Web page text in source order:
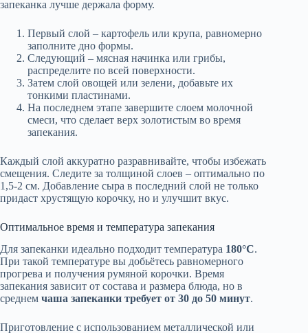
запеканка лучше держала форму.
Первый слой – картофель или крупа, равномерно
заполните дно формы.
Следующий – мясная начинка или грибы,
распределите по всей поверхности.
Затем слой овощей или зелени, добавьте их
тонкими пластинами.
На последнем этапе завершите слоем молочной
смеси, что сделает верх золотистым во время
запекания.
Каждый слой аккуратно разравнивайте, чтобы избежать
смещения. Следите за толщиной слоев – оптимально по
1,5-2 см. Добавление сыра в последний слой не только
придаст хрустящую корочку, но и улучшит вкус.
Оптимальное время и температура запекания
Для запеканки идеально подходит температура 180°C.
При такой температуре вы добьётесь равномерного
прогрева и получения румяной корочки. Время
запекания зависит от состава и размера блюда, но в
среднем чаша запеканки требует от 30 до 50 минут.
Приготовление с использованием металлической или